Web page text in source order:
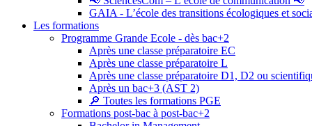
GAIA - L’école des transitions écologiques et
Les formations
Programme Grande Ecole - dès bac+2
Après une classe préparatoire EC
Après une classe préparatoire L
Après une classe préparatoire D1, D2 ou
Après un bac+3 (AST 2)
🔎 Toutes les formations PGE
Formations post-bac à post-bac+2